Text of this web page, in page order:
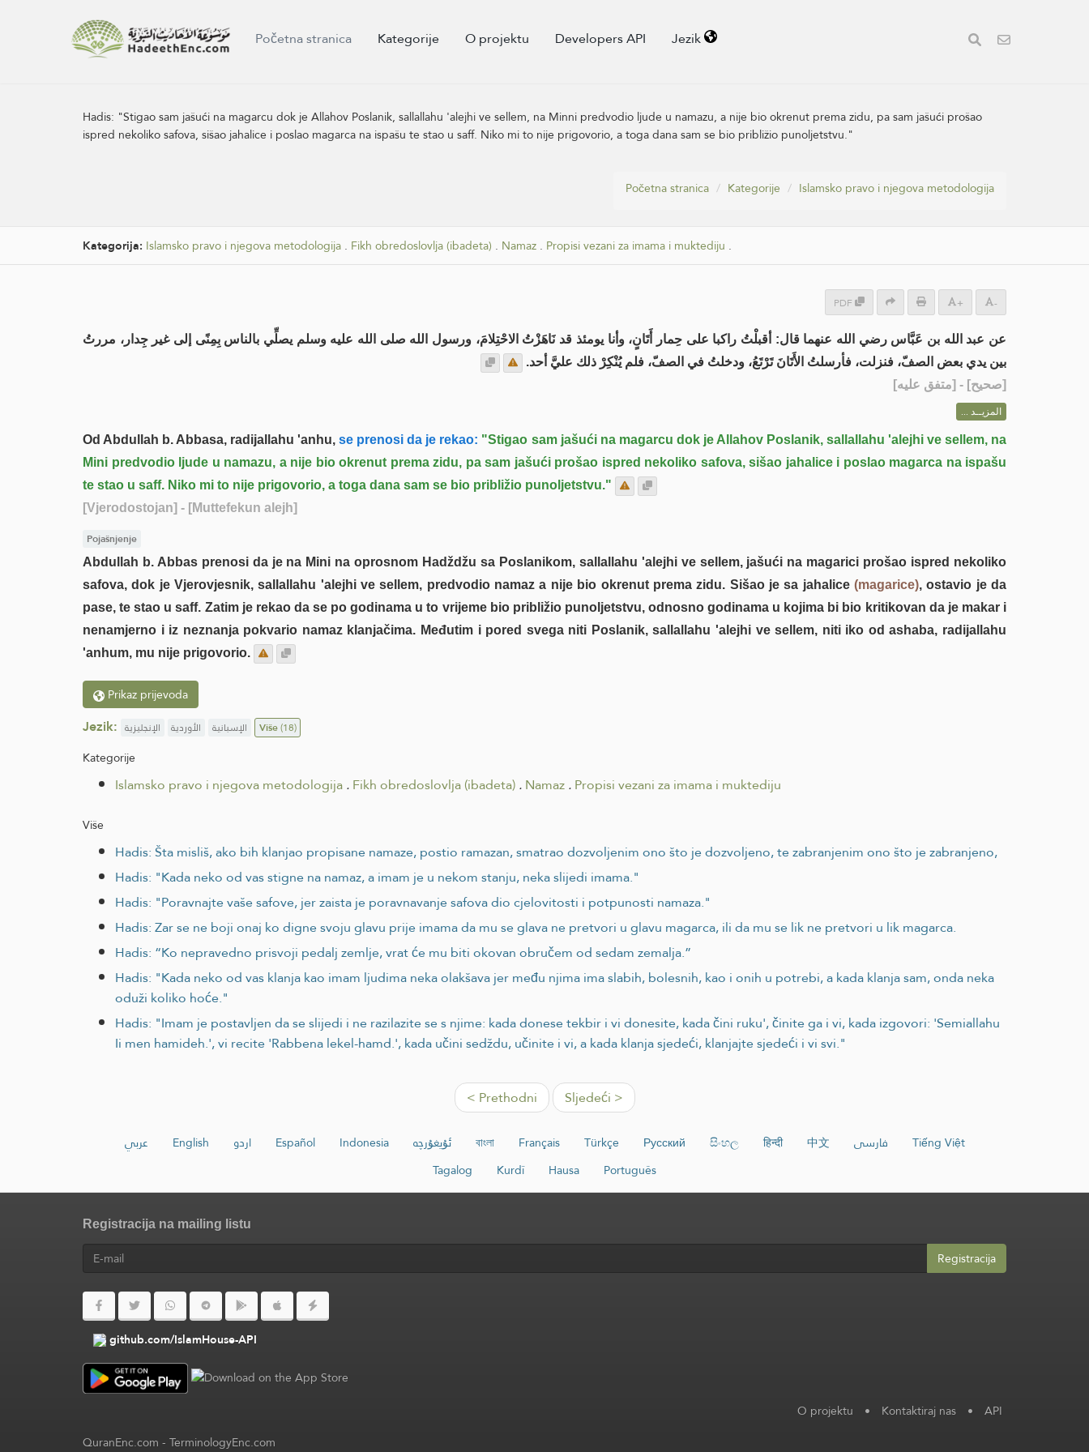
Početna stranica Kategorije O projektu Developers API Jezik
Hadis: "Stigao sam jašući na magarcu dok je Allahov Poslanik, sallallahu 'alejhi ve sellem, na Minni predvodio ljude u namazu, a nije bio okrenut prema zidu, pa sam jašući prošao
ispred nekoliko safova, sišao jahalice i poslao magarca na ispašu te stao u saff. Niko mi to nije prigovorio, a toga dana sam se bio približio punoljetstvu."
Početna stranica Kategorije Islamsko pravo i njegova metodologija
Kategorija: Islamsko pravo i njegova metodologija . Fikh obredoslovlja (ibadeta) . Namaz . Propisi vezani za imama i muktediju .
PDF + -
عن عبد الله بن عَبَّاس رضي الله عنهما قال: أقبلْتُ راكبا على حِمار أَتَانٍ، وأنا يومئذ قد نَاهَزْتُ الاحْتِلامَ، ورسول الله صلى الله عليه وسلم يصلِّي بالناس بِمِنًى إلى غير جِدار، مررتُ
بين يدي بعض الصفّ، فنزلت، فأرسلتُ الأَتَانَ تَرْتَعُ، ودخلتُ في الصفّ، فلم يُنْكِرْ ذلك عليَّ أحد.
[صحيح] - [متفق عليه]
المزيــد ...
Od Abdullah b. Abbasa, radijallahu 'anhu, se prenosi da je rekao: "Stigao sam jašući na magarcu dok je Allahov Poslanik, sallallahu 'alejhi ve sellem, na
Mini predvodio ljude u namazu, a nije bio okrenut prema zidu, pa sam jašući prošao ispred nekoliko safova, sišao jahalice i poslao magarca na ispašu
te stao u saff. Niko mi to nije prigovorio, a toga dana sam se bio približio punoljetstvu."
[Vjerodostojan] - [Muttefekun alejh]
Pojašnjenje
Abdullah b. Abbas prenosi da je na Mini na oprosnom Hadždžu sa Poslanikom, sallallahu 'alejhi ve sellem, jašući na magarici prošao ispred nekoliko
safova, dok je Vjerovjesnik, sallallahu 'alejhi ve sellem, predvodio namaz a nije bio okrenut prema zidu. Sišao je sa jahalice (magarice), ostavio je da
pase, te stao u saff. Zatim je rekao da se po godinama u to vrijeme bio približio punoljetstvu, odnosno godinama u kojima bi bio kritikovan da je makar i
nenamjerno i iz neznanja pokvario namaz klanjačima. Međutim i pored svega niti Poslanik, sallallahu 'alejhi ve sellem, niti iko od ashaba, radijallahu
'anhum, mu nije prigovorio.
Prikaz prijevoda
Jezik: الإنجليزية الأوردية الإسبانية Više(18)
Kategorije
Islamsko pravo i njegova metodologija.Fikh obredoslovlja (ibadeta).Namaz.Propisi vezani za imama i muktediju
Više
Hadis: Šta misliš, ako bih klanjao propisane namaze, postio ramazan, smatrao dozvoljenim ono što je dozvoljeno, te zabranjenim ono što je zabranjeno,
Hadis: "Kada neko od vas stigne na namaz, a imam je u nekom stanju, neka slijedi imama."
Hadis: "Poravnajte vaše safove, jer zaista je poravnavanje safova dio cjelovitosti i potpunosti namaza."
Hadis: Zar se ne boji onaj ko digne svoju glavu prije imama da mu se glava ne pretvori u glavu magarca, ili da mu se lik ne pretvori u lik magarca.
Hadis: “Ko nepravedno prisvoji pedalj zemlje, vrat će mu biti okovan obručem od sedam zemalja.”
Hadis: "Kada neko od vas klanja kao imam ljudima neka olakšava jer među njima ima slabih, bolesnih, kao i onih u potrebi, a kada klanja sam, onda neka
oduži koliko hoće."
Hadis: "Imam je postavljen da se slijedi i ne razilazite se s njime: kada donese tekbir i vi donesite, kada čini ruku', činite ga i vi, kada izgovori: 'Semiallahu
Ii men hamideh.', vi recite 'Rabbena lekel-hamd.', kada učini sedždu, učinite i vi, a kada klanja sjedeći, klanjajte sjedeći i vi svi."
< Prethodni Sljedeći >
عربي English اردو Español Indonesia ئۇيغۇرچە বাংলা Français Türkçe Русский සිංහල हिन्दी 中文 فارسی
Tiếng Việt
Tagalog
Kurdî Hausa Português
Registracija na mailing listu
Registracija
github.com/IslamHouse-API
O projektu • Kontaktiraj nas • API
QuranEnc.com-TerminologyEnc.com